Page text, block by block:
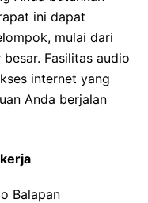
ini dapat
mulai dari
Fasilitas audio
internet yang
Anda berjalan
Balapan